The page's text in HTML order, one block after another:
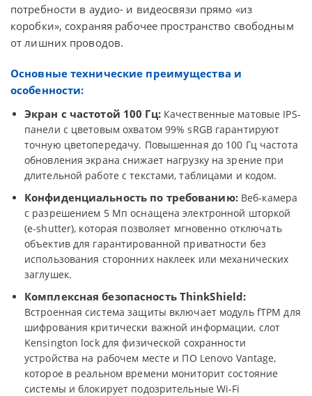
потребности в аудио- и видеосвязи прямо «из
коробки», сохраняя рабочее пространство свободным
от лишних проводов.
Основные технические преимущества и
особенности:
Экран с частотой 100 Гц:Качественные матовые IPS-
панели с цветовым охватом 99% sRGB гарантируют
точную цветопередачу. Повышенная до 100 Гц частота
обновления экрана снижает нагрузку на зрение при
длительной работе с текстами, таблицами и кодом.
Конфиденциальность по требованию:Веб-камера
с разрешением 5 Мп оснащена электронной шторкой
(e-shutter), которая позволяет мгновенно отключать
объектив для гарантированной приватности без
использования сторонних наклеек или механических
заглушек.
Комплексная безопасность ThinkShield:
Встроенная система защиты включает модуль fTPM для
шифрования критически важной информации, слот
Kensington lock для физической сохранности
устройства на рабочем месте и ПО Lenovo Vantage,
которое в реальном времени мониторит состояние
системы и блокирует подозрительные Wi-Fi